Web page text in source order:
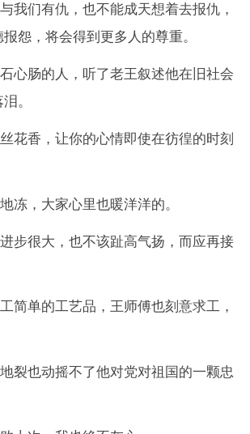
我们有仇，也不能成天想着去报仇，
怨，将会得到更多人的尊重。
心肠的人，听了老王叙述他在旧社会
。
花香，让你的心情即使在彷徨的时刻
冻，大家心里也暖洋洋的。
步很大，也不该趾高气扬，而应再接
简单的工艺品，王师傅也刻意求工，
裂也动摇不了他对党对祖国的一颗忠